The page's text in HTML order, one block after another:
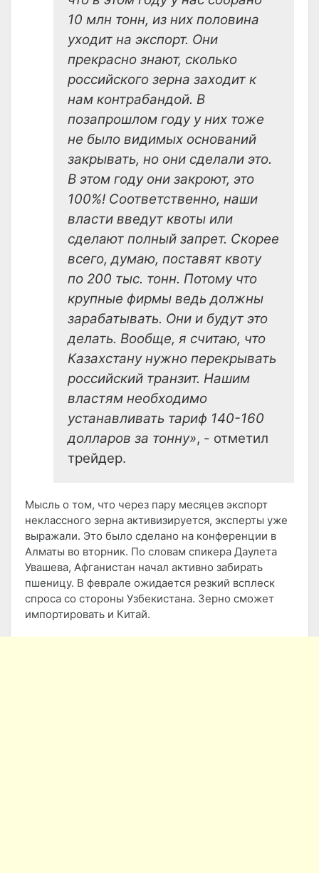
10 млн тонн, из них половина
уходит на экспорт. Они
прекрасно знают, сколько
российского зерна заходит к
нам контрабандой. В
позапрошлом году у них тоже
не было видимых оснований
закрывать, но они сделали это.
В этом году они закроют, это
100%! Соответственно, наши
власти введут квоты или
сделают полный запрет. Скорее
всего, думаю, поставят квоту
по 200 тыс. тонн. Потому что
крупные фирмы ведь должны
зарабатывать. Они и будут это
делать. Вообще, я считаю, что
Казахстану нужно перекрывать
российский транзит. Нашим
властям необходимо
устанавливать тариф 140-160
долларов за тонну», - отметил
трейдер.
Мысль о том, что через пару месяцев экспорт
неклассного зерна активизируется, эксперты уже
выражали. Это было сделано на конференции в
Алматы во вторник. По словам спикера Даулета
Увашева, Афганистан начал активно забирать
пшеницу. В феврале ожидается резкий всплеск
спроса со стороны Узбекистана. Зерно сможет
импортировать и Китай.